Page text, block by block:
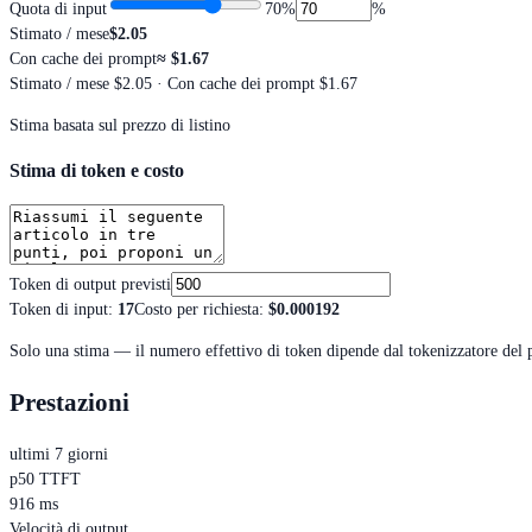
Quota di input
70%
%
Stimato / mese$2.05
Con cache dei prompt≈ $1.67
Stimato / mese $2.05 · Con cache dei prompt $1.67
Stima basata sul prezzo di listino
Stima di token e costo
Token di output previsti
Token di input: 17Costo per richiesta: $0.000192
Solo una stima — il numero effettivo di token dipende dal tokenizzatore del
Prestazioni
ultimi 7 giorni
p50 TTFT
916 ms